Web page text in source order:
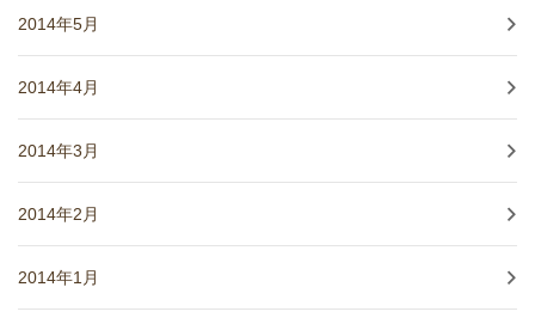
2014年5月
2014年4月
2014年3月
2014年2月
2014年1月